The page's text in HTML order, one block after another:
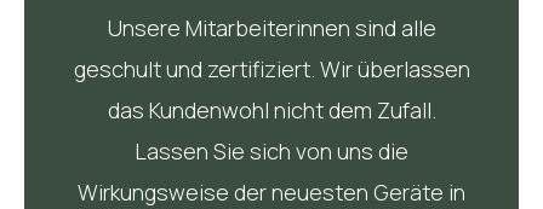
Unsere Mitarbeiterinnen sind alle
geschult und zertifiziert. Wir überlassen
das Kundenwohl nicht dem Zufall.
Lassen Sie sich von uns die
Wirkungsweise der neuesten Geräte in